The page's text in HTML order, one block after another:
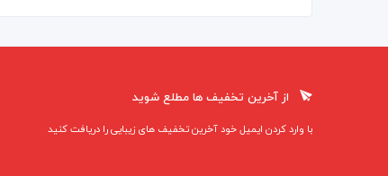
از آخرین تخفیف ها مطلع شوید
با وارد کردن ایمیل خود آخرین تخفیف ‌های زیبایی را دریافت کنید